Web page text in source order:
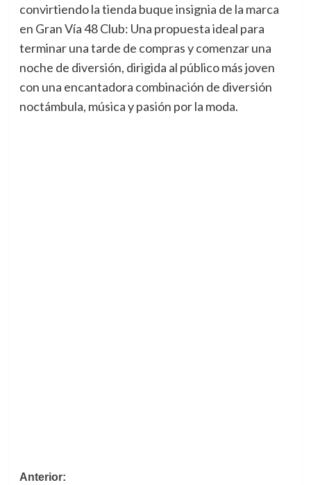
convirtiendo la tienda buque insignia de la marca
en Gran Vía 48 Club: Una propuesta ideal para
terminar una tarde de compras y comenzar una
noche de diversión, dirigida al público más joven
con una encantadora combinación de diversión
noctámbula, música y pasión por la moda.
Navegación
Anterior: